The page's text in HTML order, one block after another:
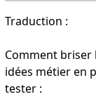
Traduction :
Comment briser
idées métier en
tester :